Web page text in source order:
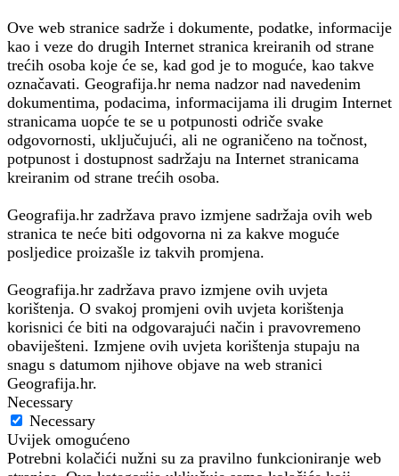
Ove web stranice sadrže i dokumente, podatke, informacije
kao i veze do drugih Internet stranica kreiranih od strane
trećih osoba koje će se, kad god je to moguće, kao takve
označavati. Geografija.hr nema nadzor nad navedenim
dokumentima, podacima, informacijama ili drugim Internet
stranicama uopće te se u potpunosti odriče svake
odgovornosti, uključujući, ali ne ograničeno na točnost,
potpunost i dostupnost sadržaju na Internet stranicama
kreiranim od strane trećih osoba.
Geografija.hr zadržava pravo izmjene sadržaja ovih web
stranica te neće biti odgovorna ni za kakve moguće
posljedice proizašle iz takvih promjena.
Geografija.hr zadržava pravo izmjene ovih uvjeta
korištenja. O svakoj promjeni ovih uvjeta korištenja
korisnici će biti na odgovarajući način i pravovremeno
obaviješteni. Izmjene ovih uvjeta korištenja stupaju na
snagu s datumom njihove objave na web stranici
Geografija.hr.
Necessary
Necessary
Uvijek omogućeno
Potrebni kolačići nužni su za pravilno funkcioniranje web